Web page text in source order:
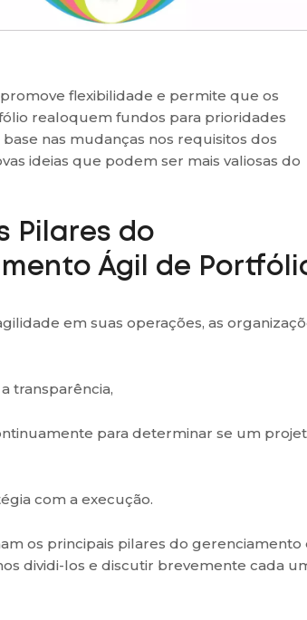
flexibilidade e permite que os
realoquem fundos para prioridades
nas mudanças nos requisitos dos
ideias que podem ser mais valiosas do
Pilares do
Ágil de
em suas operações, as
transparência,
para determinar se um
com a execução.
os principais pilares do gerenciamento
dividi-los e discutir brevemente cada